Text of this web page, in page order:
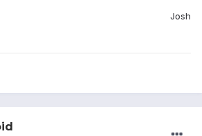
Josh